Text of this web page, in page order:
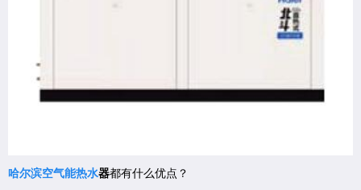
哈尔滨空气能热水器都有什么优点？